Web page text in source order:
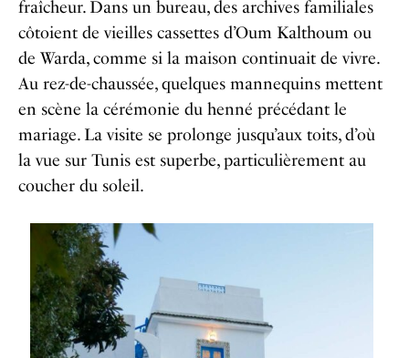
fraîcheur. Dans un bureau, des archives familiales
côtoient de vieilles cassettes d’Oum Kalthoum ou
de Warda, comme si la maison continuait de vivre.
Au rez-de-chaussée, quelques mannequins mettent
en scène la cérémonie du henné précédant le
mariage. La visite se prolonge jusqu’aux toits, d’où
la vue sur Tunis est superbe, particulièrement au
coucher du soleil.